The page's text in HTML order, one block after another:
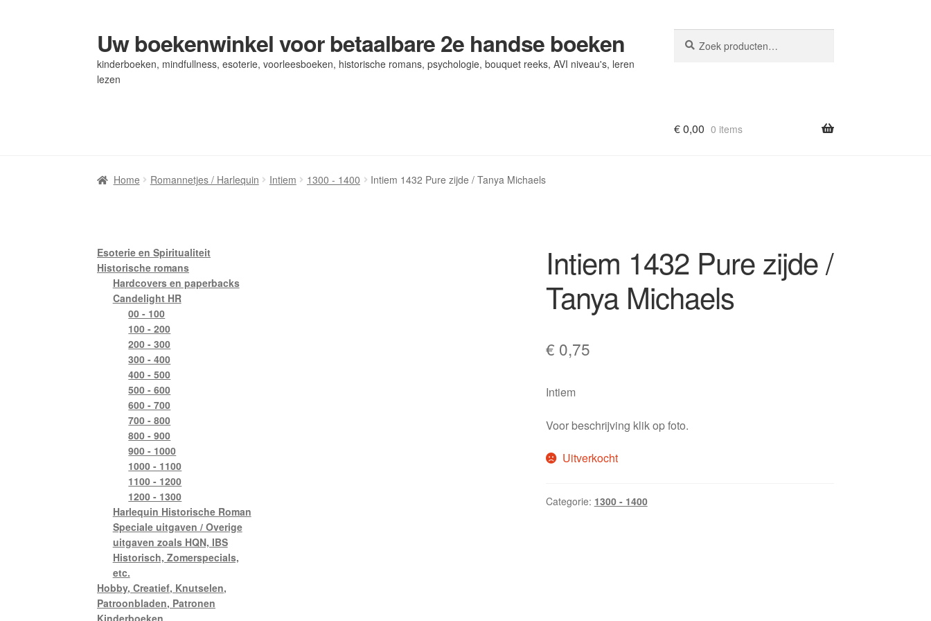
Ga
door
naar
Ga
naar
de
Uw boekenwinkel voor betaalbare 2e handse boeken
kinderboeken, mindfullness, esoterie, voorleesboeken, historische romans, psychologie, bouquet reeks, AVI niveau's, leren
lezen
naar:
€0,00 0 items
Home Romannetjes / Harlequin Intiem 1300 - 1400 Intiem 1432 Pure zijde / Tanya Michaels
Intiem 1432 Pure zijde /
Tanya Michaels
€ 0,75
Intiem
Voor beschrijving klik op foto.
Uitverkocht
Categorie: 1300 - 1400
Esoterie en Spiritualiteit
Historische romans
Hardcovers en paperbacks
Candelight HR
00 - 100
100 - 200
200 - 300
300 - 400
400 - 500
500 - 600
600 - 700
700 - 800
800 - 900
900 - 1000
1000 - 1100
1100 - 1200
1200 - 1300
Harlequin Historische Roman
Speciale uitgaven / Overige
uitgaven zoals HQN, IBS
Historisch, Zomerspecials,
etc.
Hobby, Creatief, Knutselen,
Patroonbladen, Patronen
Kinderboeken